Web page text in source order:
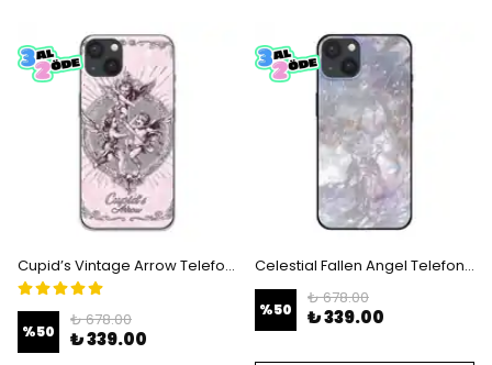
Cupid’s Vintage Arrow Telefon Kılıfı
%50
₺ 678.00
₺ 339.00
Celestial Fallen Angel Telefon Kılıfı
%50
₺ 678.00
₺ 339.00